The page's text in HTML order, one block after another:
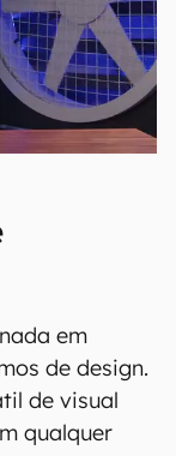
em
de design.
de visual
qualquer